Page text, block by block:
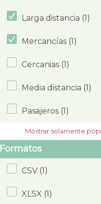
Larga distancia (1)
Mercancías (1)
Cercanias (1)
Media distancia (1)
Pasajeros (1)
Mostrar solamente
Formatos
CSV (1)
XLSX (1)